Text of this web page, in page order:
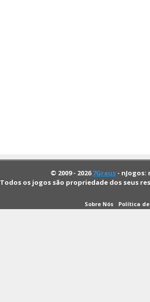
© 2009 - 20267Graus -
Todos os jogos são propriedade dos seus
Sobre Nós Política